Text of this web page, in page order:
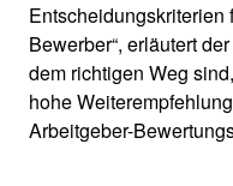
Entscheidungskriterien
Bewerber“, erläutert
dem richtigen Weg
hohe
Arbeitgeber-